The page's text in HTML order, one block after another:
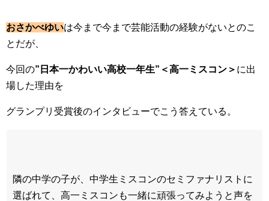
おさかべゆいは今まで今まで芸能活動の経験がないとのこ
とだが、
今回の”日本一かわいい高校一年生”＜高一ミスコン＞ に出
場した理由を
グランプリ受賞後のインタビューでこう答えている。
隣の中学の子が、中学生ミスコンのセミファナリストに
選ばれて、高一ミスコンも一緒に頑張ってみようと声を